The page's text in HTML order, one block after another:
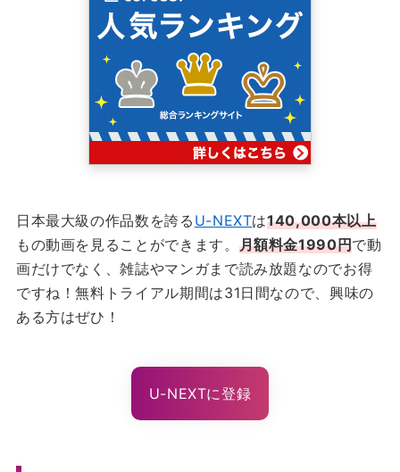
日本最大級の作品数を誇る U-NEXTは140,000本以上
もの動画を見ることができます。 月額料金1990円で動
画だけでなく、雑誌やマンガまで読み放題なのでお得
ですね！無料トライアル期間は31日間なので、興味の
ある方はぜひ！
U-NEXTに登録